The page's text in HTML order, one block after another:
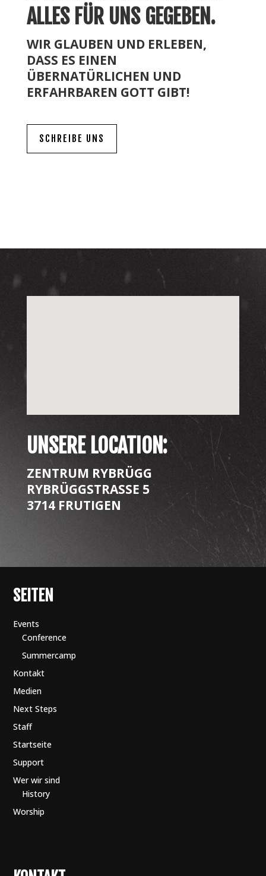
ALLES FÜR UNS GEGEBEN.
WIR GLAUBEN UND ERLEBEN,
DASS ES EINEN
ÜBERNATÜRLICHEN UND
ERFAHRBAREN GOTT GIBT!
SCHREIBE UNS
UNSERE LOCATION:
ZENTRUM RYBRÜGG
RYBRÜGGSTRASSE 5
3714 FRUTIGEN
SEITEN
Events
Conference
Summercamp
Kontakt
Medien
Next Steps
Staff
Startseite
Support
Wer wir sind
History
Worship